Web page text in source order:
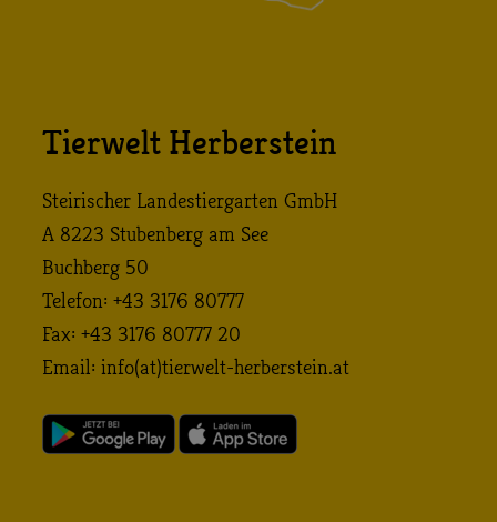
Tierwelt Herberstein
Steirischer Landestiergarten GmbH
A 8223 Stubenberg am See
Buchberg 50
Telefon: +43 3176 80777
Fax: +43 3176 80777 20
Email: info (at) tierwelt-herberstein. at